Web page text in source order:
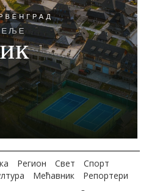
Регион Свет
Спорт
Мећавник
Репортери